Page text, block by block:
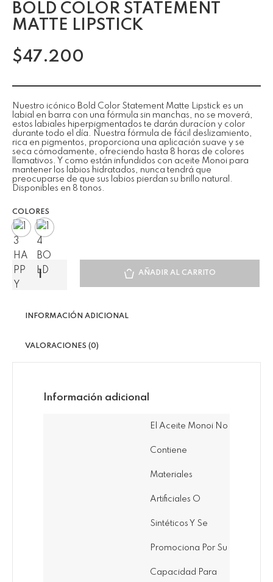
BOLD COLOR STATEMENT
MATTE LIPSTICK
$47.200
Nuestro icónico Bold Color Statement Matte Lipstick es un
labial en barra con una fórmula sin manchas, no se moverá,
estos labiales hiperpigmentados te darán duracíon y color
durante todo el día. Nuestra fórmula de fácil deslizamiento,
rica en pigmentos, proporciona una aplicación suave y se
seca cómodamente, ofreciendo hasta 8 horas de colores
llamativos. Y como están infundidos con aceite Monoi para
mantener los labios hidratados, nunca tendrá que
preocuparse de que sus labios pierdan su brillo natural.
Disponibles en 8 tonos.
COLORES
AÑADIR AL CARRITO
INFORMACIÓN ADICIONAL
VALORACIONES (0)
Información adicional
El Aceite Monoi No
Contiene
Materiales
Artificiales O
Sintéticos Y Se
Promociona Por Su
Capacidad Para